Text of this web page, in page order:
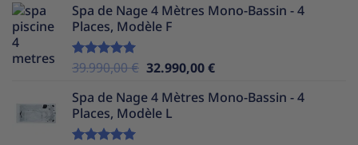
initial
était :
actuel
Spa de Nage 4 Mètres Mono-Bassin - 4
Places, Modèle F
Note5.00
39.990,00€ Le
initial
était :
32.990,00€Le
actuel
Spa de Nage 4 Mètres Mono-Bassin - 4
Places, Modèle L